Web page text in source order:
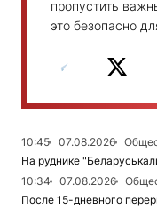
пропустить
это безопасно
10:45 07.08.2026
На руднике
10:34
07.08.2026
После 15-дневного